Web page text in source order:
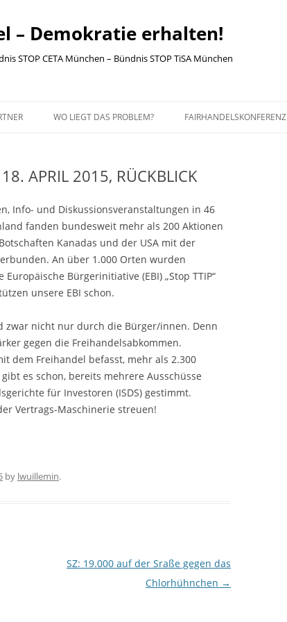
– Demokratie erhalten!
STOP CETA München – Bündnis STOP TiSA München
UND
WO LIEGT DAS PROBLEM? FAIRHANDELSKONFERENZ
APRIL 2015, RÜCKBLICK
Info- und Diskussionsveranstaltungen in 46
fanden bundesweit mehr als 200 Aktionen
Kanadas und der USA mit der
An über 1.000 Orten wurden
Bürgerinitiative (EBI) „Stop TTIP“
unsere EBI schon.
zwar nicht nur durch die Bürger/innen. Denn
gegen die Freihandelsabkommen.
dem Freihandel befasst, mehr als 2.300
es schon, bereits mehrere Ausschüsse
für Investoren (ISDS) gestimmt.
Vertrags-Maschinerie streuen!
by lwuillemin.
SZ: 19.000 auf der Sraße gegen das
Chlorhühnchen →